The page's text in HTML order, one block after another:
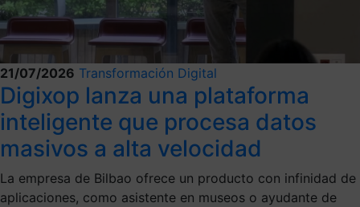
21/07/2026 Transformación Digital
Digixop lanza una plataforma
inteligente que procesa datos
masivos a alta velocidad
La empresa de Bilbao ofrece un producto con infinidad de
aplicaciones, como asistente en museos o ayudante de